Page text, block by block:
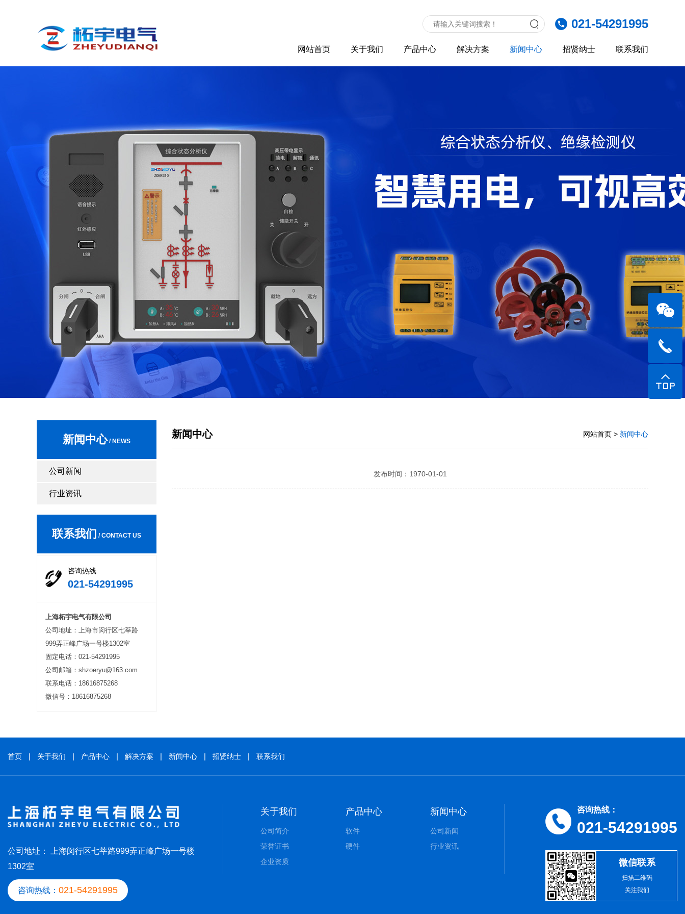
021-54291995
网站首页 关于我们 产品中心 解决方案 新闻中心 招贤纳士 联系我们
新闻中心/ NEWS
公司新闻
行业资讯
联系我们 / CONTACT US
咨询热线
021-54291995
上海柘宇电气有限公司
公司地址：上海市闵行区七莘路
999弄正峰广场一号楼1302室
固定电话：021-54291995
公司邮箱：shzoeryu@163.com
联系电话：18616875268
微信号：18616875268
新闻中心 网站首页 > 新闻中心
发布时间：1970-01-01
首页 关于我们 产品中心 解决方案 新闻中心 招贤纳士 联系我们
公司地址： 上海闵行区七莘路999弄正峰广场一号楼
1302室
咨询热线： 021-54291995
关于我们
公司简介
荣誉证书
企业资质
产品中心
软件
硬件
新闻中心
公司新闻
行业资讯
咨询热线：
021-54291995
微信联系
扫描二维码
关注我们